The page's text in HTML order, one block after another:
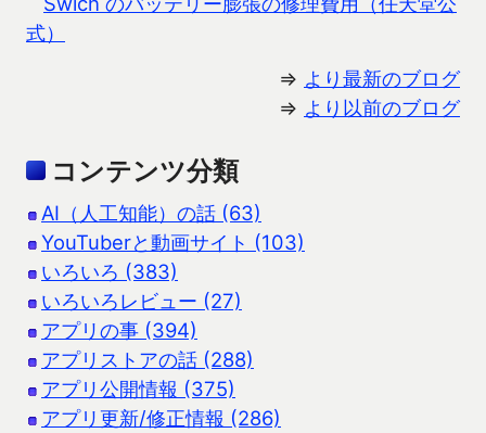
式）
⇒ より最新のブログ
⇒ より以前のブログ
コンテンツ分類
AI（人工知能）の話 (63)
YouTuberと動画サイト (103)
いろいろ (383)
いろいろレビュー (27)
アプリの事 (394)
アプリストアの話 (288)
アプリ公開情報 (375)
アプリ更新/修正情報 (286)